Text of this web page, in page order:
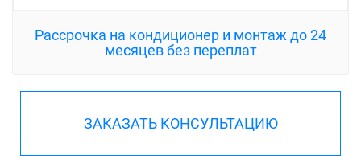
Рассрочка на кондиционер и монтаж до 24
месяцев без переплат
ЗАКАЗАТЬ КОНСУЛЬТАЦИЮ